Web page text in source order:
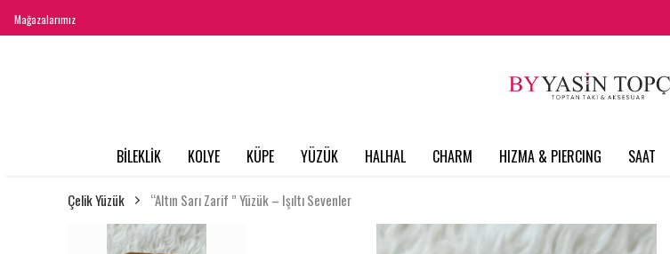
Mağazalarımız
BİLEKLİK KOLYE KÜPE YÜZÜK HALHAL CHARM HIZMA & PIERCING SAAT
Çelik Yüzük “Altın Sarı Zarif ” Yüzük – Işıltı Sevenler